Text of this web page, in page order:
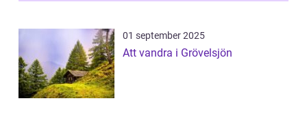
01 september 2025
Att vandra i Grövelsjön